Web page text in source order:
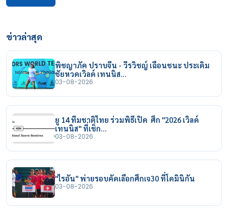
ข่าวล่าสุด
พิชญาภัค ปราบจีน - วีรวิชญ์ เฉือนชนะ ประเดิม
ชัยหวดเวิลด์ เทนนิส…
03-08-2026
ยู 14 ทีมชาติไทย ร่วมพิธีเปิด ศึก "2026 เวิลด์
เทนนิส" ที่เช็ก…
03-08-2026
"ไรอัน" พ่ายรอบคัดเลือกศึกเจ30 ที่โดมินิกัน
03-08-2026